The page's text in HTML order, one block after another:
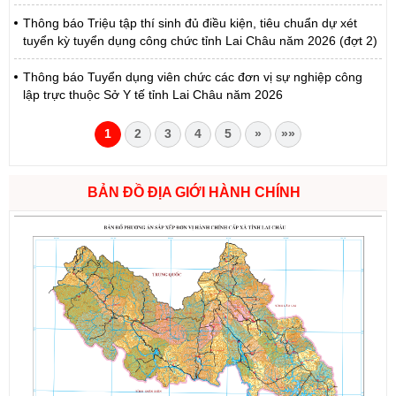
Thông báo Triệu tập thí sinh đủ điều kiện, tiêu chuẩn dự xét
tuyển kỳ tuyển dụng công chức tỉnh Lai Châu năm 2026 (đợt 2)
Thông báo Tuyển dụng viên chức các đơn vị sự nghiệp công
lập trực thuộc Sở Y tế tỉnh Lai Châu năm 2026
1 2 3 4 5 » »»
BẢN ĐỒ ĐỊA GIỚI HÀNH CHÍNH